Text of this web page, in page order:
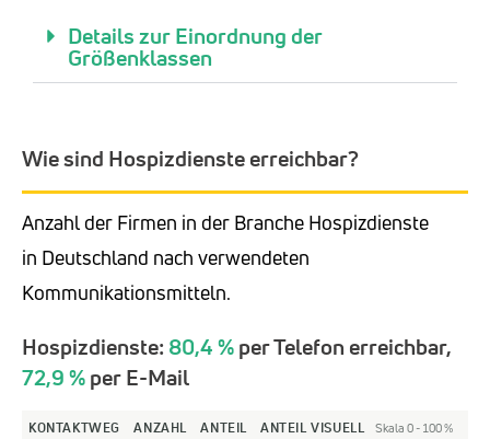
Details zur Einordnung der
Größenklassen
Wie sind Hospizdienste erreichbar?
Anzahl der Firmen in der Branche Hospizdienste
in Deutschland nach verwendeten
Kommunikationsmitteln.
Hospizdienste: 80,4 %per Telefon erreichbar,
72,9 %per E-Mail
KONTAKTWEG ANZAHL ANTEIL ANTEIL VISUELL Skala 0 - 100 %